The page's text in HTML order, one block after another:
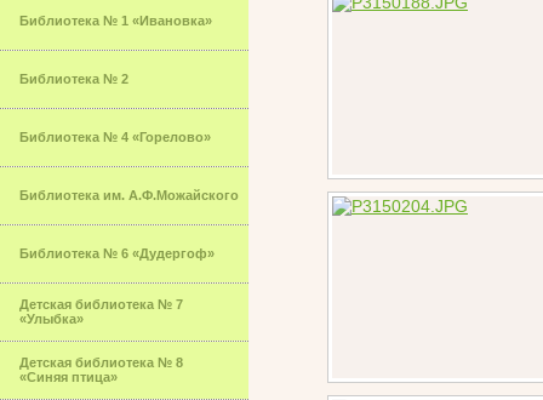
Библиотека № 1 «Ивановка»
Библиотека № 2
Библиотека № 4 «Горелово»
Библиотека им. А.Ф.Можайского
Библиотека № 6 «Дудергоф»
Детская библиотека № 7
«Улыбка»
Детская библиотека № 8
«Синяя птица»